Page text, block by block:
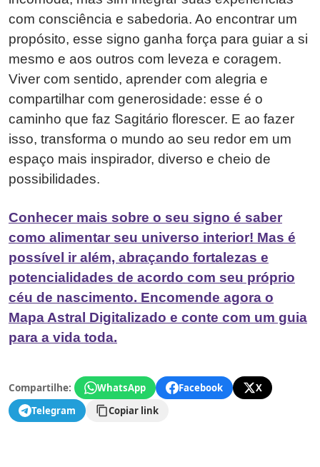
com consciência e sabedoria. Ao encontrar um
propósito, esse signo ganha força para guiar a si
mesmo e aos outros com leveza e coragem.
Viver com sentido, aprender com alegria e
compartilhar com generosidade: esse é o
caminho que faz Sagitário florescer. E ao fazer
isso, transforma o mundo ao seu redor em um
espaço mais inspirador, diverso e cheio de
possibilidades.
Conhecer mais sobre o seu signo é saber
como alimentar seu universo interior! Mas é
possível ir além, abraçando fortalezas e
potencialidades de acordo com seu próprio
céu de nascimento. Encomende agora o
Mapa Astral Digitalizado e conte com um guia
para a vida toda.
Compartilhe: WhatsApp Facebook
X
Telegram
Copiar link